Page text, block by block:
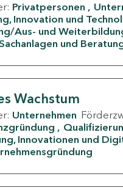
Privatpersonen
Innovation und
Aus- und
und
Wachstum
Unternehmen
Innovationen und